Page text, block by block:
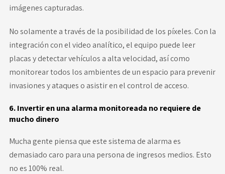
imágenes capturadas.
No solamente a través de la posibilidad de los píxeles. Con la
integración con el video analítico, el equipo puede leer
placas y detectar vehículos a alta velocidad, así como
monitorear todos los ambientes de un espacio para prevenir
invasiones y ataques o asistir en el control de acceso.
6. Invertir en una alarma monitoreada no requiere de
mucho dinero
Mucha gente piensa que este sistema de alarma es
demasiado caro para una persona de ingresos medios. Esto
no es 100% real.